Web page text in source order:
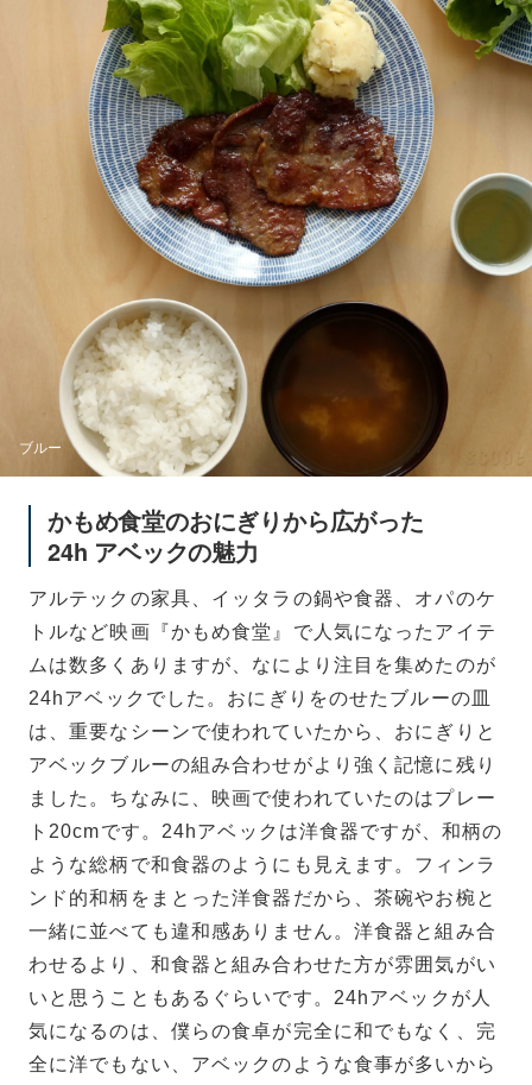
ブルー
かもめ食堂のおにぎりから広がった
24h アベックの魅力
アルテックの家具、イッタラの鍋や食器、オパのケ
トルなど映画『かもめ食堂』で人気になったアイテ
ムは数多くありますが、なにより注目を集めたのが
24hアベックでした。おにぎりをのせたブルーの皿
は、重要なシーンで使われていたから、おにぎりと
アベックブルーの組み合わせがより強く記憶に残り
ました。ちなみに、映画で使われていたのはプレー
ト20cmです。24hアベックは洋食器ですが、和柄の
ような総柄で和食器のようにも見えます。フィンラ
ンド的和柄をまとった洋食器だから、茶碗やお椀と
一緒に並べても違和感ありません。洋食器と組み合
わせるより、和食器と組み合わせた方が雰囲気がい
いと思うこともあるぐらいです。24hアベックが人
気になるのは、僕らの食卓が完全に和でもなく、完
全に洋でもない、アベックのような食事が多いから